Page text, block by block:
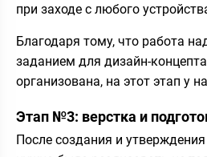
при заходе с любого
Благодаря тому, что работа
заданием для дизайн-
организована, на этот этап у
Этап №3: верстка и
После создания и